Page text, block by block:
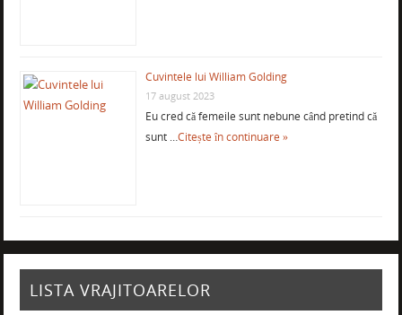
Cuvintele lui William Golding
17 august 2023
Eu cred că femeile sunt nebune când pretind că
sunt …Citește în continuare »
LISTA VRAJITOARELOR